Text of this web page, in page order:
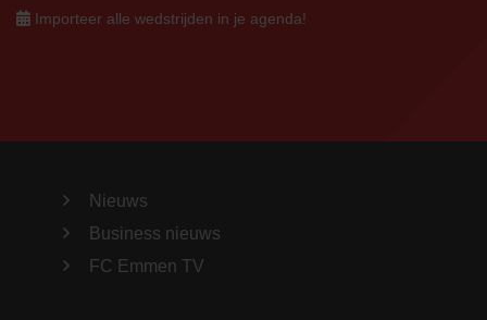
Importeer alle wedstrijden in je agenda!
Nieuws
Business nieuws
FC Emmen TV